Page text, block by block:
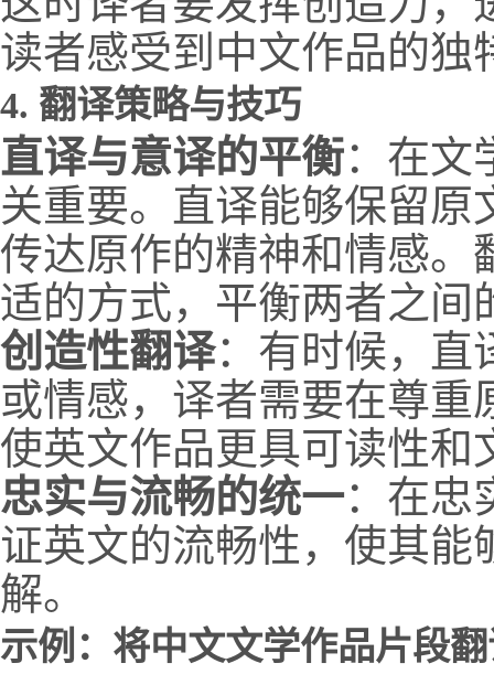
读者感受到中文作品的独
4. 翻译策略与技巧
直译与意译的平衡：在文
关重要。直译能够保留
传达原作的精神和情感。
适的方式，平衡两者之间
创造性翻译：有时候，直
或情感，译者需要在尊
使英文作品更具可读性和
忠实与流畅的统一：在忠
证英文的流畅性，使其
解。
示例：将中文文学作品片段